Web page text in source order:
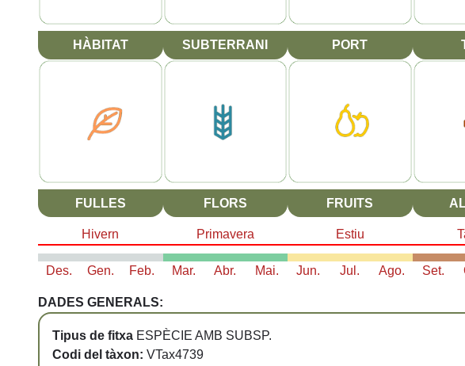
HÀBITAT SUBTERRANI PORT
FULLES FLORS FRUITS
Hivern Primavera Estiu
Des. Gen. Feb. Mar. Abr. Mai. Jun. Jul. Ago. Set.
DADES GENERALS:
Tipus de fitxa ESPÈCIE AMB SUBSP.
Codi del tàxon: VTax4739